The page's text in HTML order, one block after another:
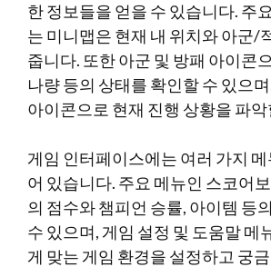
한 정보들을 얻을 수 있습니다. 주
는 미니맵은 현재 내 위치와 아군/
줍니다. 또한 아군 및 방패 아이콘
나량 등의 상태를 확인할 수 있으
아이콘으로 현재 진행 상황을 파
게임 인터페이스에는 여러 가지
어 있습니다. 주요 메뉴인 스코어
의 점수와 챔피언 승률, 아이템 등
수 있으며, 게임 설정 및 도움말 메
게 맞는 게임 환경을 설정하고 궁